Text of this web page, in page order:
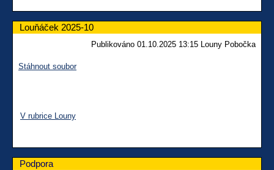
Louňáček 2025-10
Publikováno 01.10.2025 13:15 Louny Pobočka
Stáhnout soubor
V rubrice Louny
Podpora